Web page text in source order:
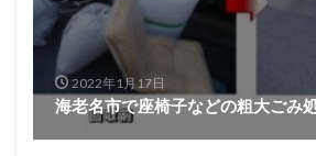
2022年1月17日
海老名市で座椅子などの粗大ごみ